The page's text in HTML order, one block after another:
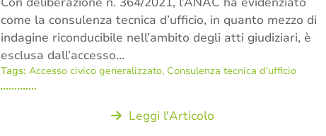
come la consulenza tecnica d’ufficio, in quanto mezzo di
indagine riconducibile nell’ambito degli atti giudiziari, è
esclusa dall’accesso…
Tags: Accesso civico generalizzato, Consulenza tecnica d'ufficio
Leggi l'Articolo